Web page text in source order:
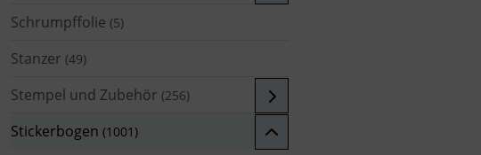
Schrumpffolie (5)
Stanzer (49)
Stempel und Zubehör (256)
Stickerbogen (1001)